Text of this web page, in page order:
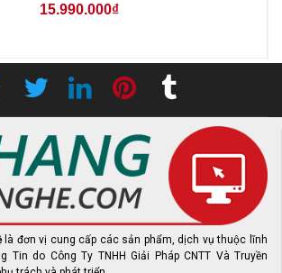
15.990.000₫
là đơn vị cung cấp các sản phẩm, dịch vụ thuộc lĩnh
Tin do Công Ty TNHH Giải Pháp CNTT Và Truyền